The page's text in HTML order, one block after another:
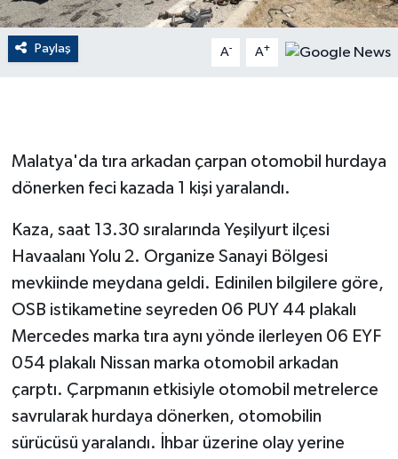
Paylaş A- A+
Malatya'da tıra arkadan çarpan otomobil hurdaya
dönerken feci kazada 1 kişi yaralandı.
Kaza, saat 13.30 sıralarında Yeşilyurt ilçesi
Havaalanı Yolu 2. Organize Sanayi Bölgesi
mevkiinde meydana geldi. Edinilen bilgilere göre,
OSB istikametine seyreden 06 PUY 44 plakalı
Mercedes marka tıra aynı yönde ilerleyen 06 EYF
054 plakalı Nissan marka otomobil arkadan
çarptı. Çarpmanın etkisiyle otomobil metrelerce
savrularak hurdaya dönerken, otomobilin
sürücüsü yaralandı. İhbar üzerine olay yerine
EKONOMİ
English News
Gayrimenkul
GENEL
GÜNDEM
HABERDE İNSAN
İNSAN